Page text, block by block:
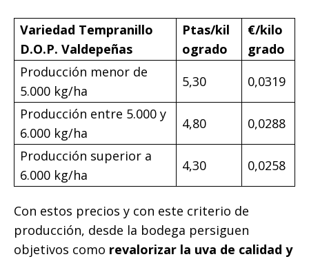
Variedad Tempranillo
D.O.P. Valdepeñas
Ptas/kil
ogrado
€/kilo
grado
Producción menor de
5.000 kg/ha
5,30
0,0319
Producción entre 5.000 y
6.000 kg/ha
4,80
0,0288
Producción superior a
6.000 kg/ha
4,30 0,0258
Con estos precios y con este criterio de
producción, desde la bodega persiguen
objetivos como revalorizar la uva de calidad y